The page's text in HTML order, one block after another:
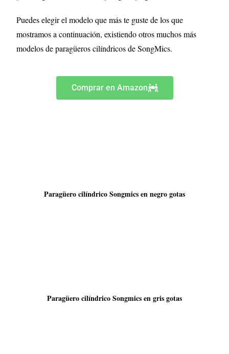
Puedes elegir el modelo que más te guste de los que
mostramos a continuación, existiendo otros muchos más
modelos de paragüeros cilíndricos de SongMics.
Comprar en Amazon
Paragüero cilíndrico Songmics en negro gotas
Paragüero cilíndrico Songmics en gris gotas